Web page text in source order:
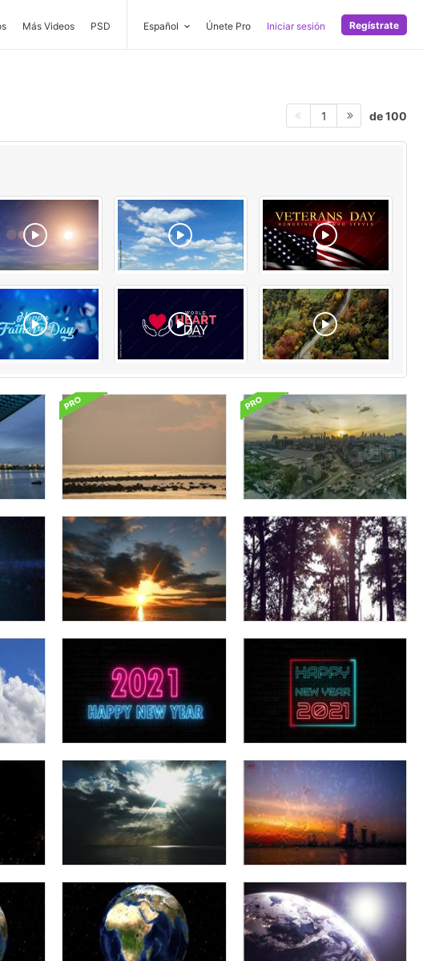
Más Videos PSD Español Únete Pro Iniciar sesión Regístrate
1 de 100